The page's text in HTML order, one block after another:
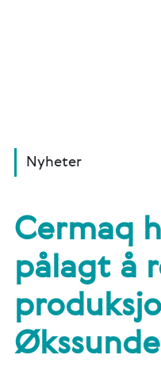
Nyheter
Cermaq
pålagt å